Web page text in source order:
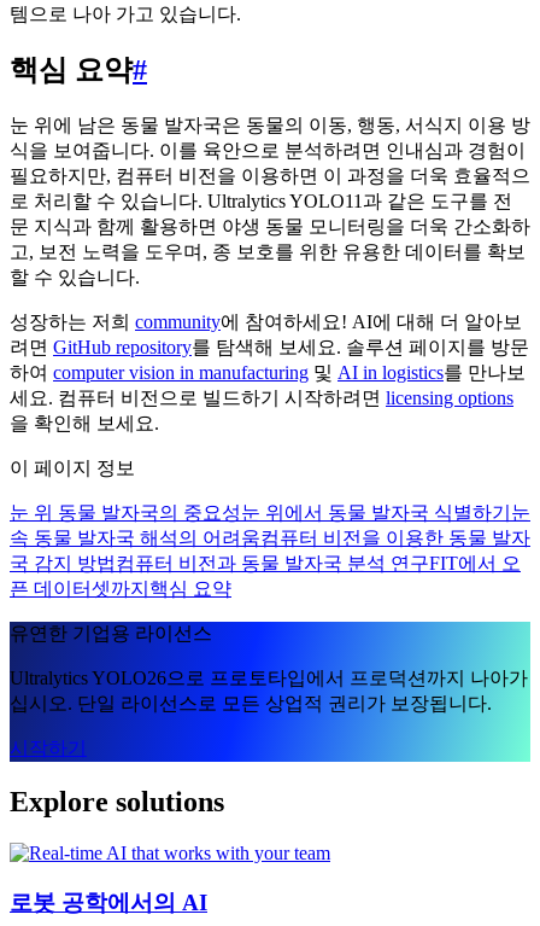
템으로 나아 가고 있습니다.
핵심 요약#
눈 위에 남은 동물 발자국은 동물의 이동, 행동, 서식지 이용 방
식을 보여줍니다. 이를 육안으로 분석하려면 인내심과 경험이
필요하지만, 컴퓨터 비전을 이용하면 이 과정을 더욱 효율적으
로 처리할 수 있습니다. Ultralytics YOLO11과 같은 도구를 전
문 지식과 함께 활용하면 야생 동물 모니터링을 더욱 간소화하
고, 보전 노력을 도우며, 종 보호를 위한 유용한 데이터를 확보
할 수 있습니다.
성장하는 저희 community에 참여하세요! AI에 대해 더 알아보
려면 GitHub repository를 탐색해 보세요. 솔루션 페이지를 방문
하여 computer vision in manufacturing 및 AI in logistics를 만나보
세요. 컴퓨터 비전으로 빌드하기 시작하려면 licensing options
을 확인해 보세요.
이 페이지 정보
눈 위 동물 발자국의 중요성눈 위에서 동물 발자국 식별하기 눈
속 동물 발자국 해석의 어려움컴퓨터 비전을 이용한 동물 발자
국 감지 방법컴퓨터 비전과 동물 발자국 분석 연구FIT에서 오
픈 데이터셋까지 핵심 요약
유연한 기업용 라이선스
Ultralytics YOLO26으로 프로토타입에서 프로덕션까지 나아가
십시오. 단일 라이선스로 모든 상업적 권리가 보장됩니다.
시작하기
Explore solutions
로봇 공학에서의 AI